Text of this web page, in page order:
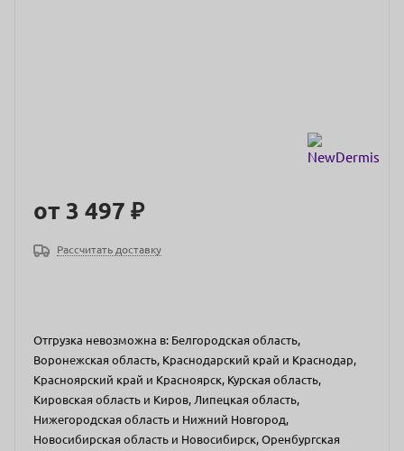
от 3 497 ₽
Рассчитать доставку
Отгрузка невозможна в: Белгородская область,
Воронежская область, Краснодарский край и Краснодар,
Красноярский край и Красноярск, Курская область,
Кировская область и Киров, Липецкая область,
Нижегородская область и Нижний Новгород,
Новосибирская область и Новосибирск, Оренбургская